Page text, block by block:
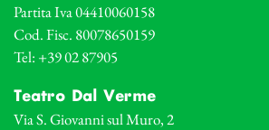
Partita Iva 04410060158
Cod. Fisc. 80078650159
Tel: +39 02 87905
Teatro Dal Verme
Via S. Giovanni sul Muro, 2